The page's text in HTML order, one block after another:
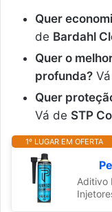
Quer
de Bardahl
Quer o
profunda?
Quer
Vá de STP
1º LUGAR EM OFERTA
Aditivo